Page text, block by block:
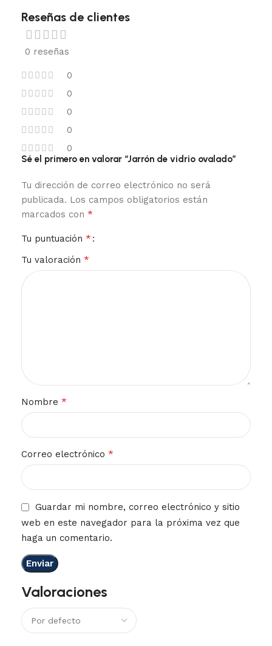
Reseñas de clientes
0 reseñas
0
0
0
0
0
Valoraciones
Sé el primero en valorar “Jarrón de vidrio ovalado”
Tu dirección de correo electrónico no será
publicada. Los campos obligatorios están
marcados con *
Tu puntuación *
Tu valoración *
Nombre *
Correo electrónico *
Guardar mi nombre, correo electrónico y sitio
web en este navegador para la próxima vez que
haga un comentario.